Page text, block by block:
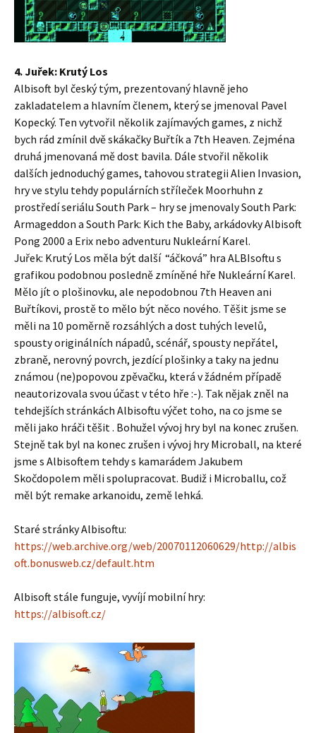
4. Juřek: Krutý Los
Albisoft byl český tým, prezentovaný hlavně jeho
zakladatelem a hlavním členem, který se jmenoval Pavel
Kopecký. Ten vytvořil několik zajímavých games, z nichž
bych rád zmínil dvě skákačky Buřtík a 7th Heaven. Zejména
druhá jmenovaná mě dost bavila. Dále stvořil několik
dalších jednoduchý games, tahovou strategii Alien Invasion,
hry ve stylu tehdy populárních stříleček Moorhuhn z
prostředí seriálu South Park – hry se jmenovaly South Park:
Armageddon a South Park: Kich the Baby, arkádovky Albisoft
Pong 2000 a Erix nebo adventuru Nukleární Karel.
Juřek: Krutý Los měla být další “áčková” hra ALBIsoftu s
grafikou podobnou posledně zmíněné hře Nukleární Karel.
Mělo jít o plošinovku, ale nepodobnou 7th Heaven ani
Buřtíkovi, prostě to mělo být něco nového. Těšit jsme se
měli na 10 poměrně rozsáhlých a dost tuhých levelů,
spousty originálních nápadů, scénář, spousty nepřátel,
zbraně, nerovný povrch, jezdící plošinky a taky na jednu
známou (ne)popovou zpěvačku, která v žádném případě
neautorizovala svou účast v této hře :-). Tak nějak zněl na
tehdejších stránkách Albisoftu výčet toho, na co jsme se
měli jako hráči těšit . Bohužel vývoj hry byl na konec zrušen.
Stejně tak byl na konec zrušen i vývoj hry Microball, na které
jsme s Albisoftem tehdy s kamarádem Jakubem
Skočdopolem měli spolupracovat. Budiž i Microballu, což
měl být remake arkanoidu, země lehká.
Staré stránky Albisoftu:
https://web.archive.org/web/20070112060629/http://albis
oft.bonusweb.cz/default.htm
Albisoft stále funguje, vyvíjí mobilní hry:
https://albisoft.cz/